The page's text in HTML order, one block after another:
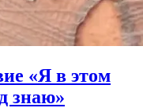
«Я в этом
знаю»